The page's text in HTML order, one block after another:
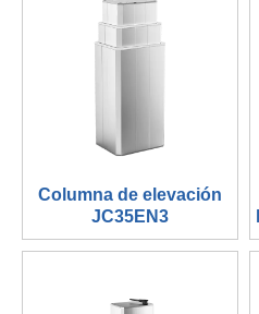
Columna de elevación
JC35EN3